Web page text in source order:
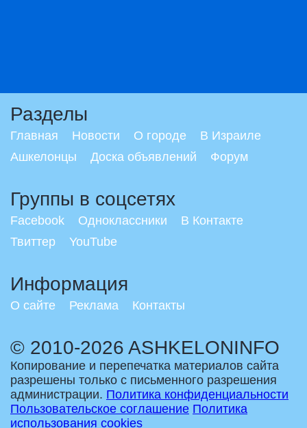
Разделы
Главная Новости О городе
В Израиле
Ашкелонцы
Доска объявлений Форум
Группы в соцсетях
Facebook Одноклассники
В Контакте
Твиттер
YouTube
Информация
О сайте Реклама Контакты
© 2010-2026 ASHKELONINFO
Копирование и перепечатка материалов сайта
разрешены только с письменного разрешения
администрации. Политика конфиденциальности
Пользовательское соглашение Политика
использования cookies